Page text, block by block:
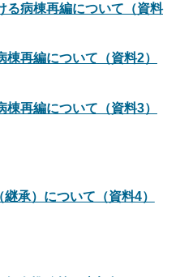
る病棟再編について（資料
再編について（資料2）
再編について（資料3）
承）について（資料4）